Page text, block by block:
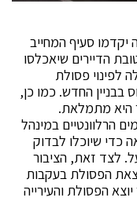
יקדמו סעיף המחייב
הדיירים שיאכלסו
לפינוי פסולת
החדש. כמו כן,
היא מתמלאת.
הרלוונטיים במינהל
כדי שיוכלו לבדוק
לצד זאת, הציבור
הפסולת בעקבות
הפסולת והעירייה